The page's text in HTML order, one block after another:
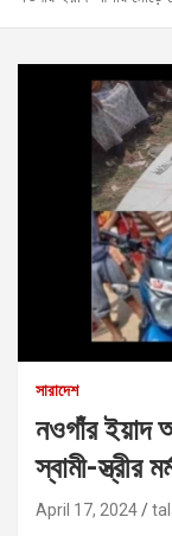
সারাদেশ
নওগাঁর ইয়াদ
স্বামী-স্ত্রীর
April 17, 2024